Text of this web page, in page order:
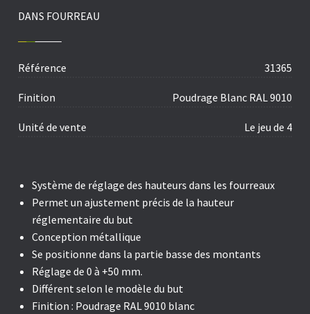
DANS FOURREAU
Référence 31365
Finition Poudrage Blanc RAL 9010
Unité de vente Le jeu de 4
Système de réglage des hauteurs dans les fourreaux
Permet un ajustement précis de la hauteur
réglementaire du but
Conception métallique
Se positionne dans la partie basse des montants
Réglage de 0 à +50 mm.
Différent selon le modèle du but
Finition : Poudrage RAL 9010 blanc